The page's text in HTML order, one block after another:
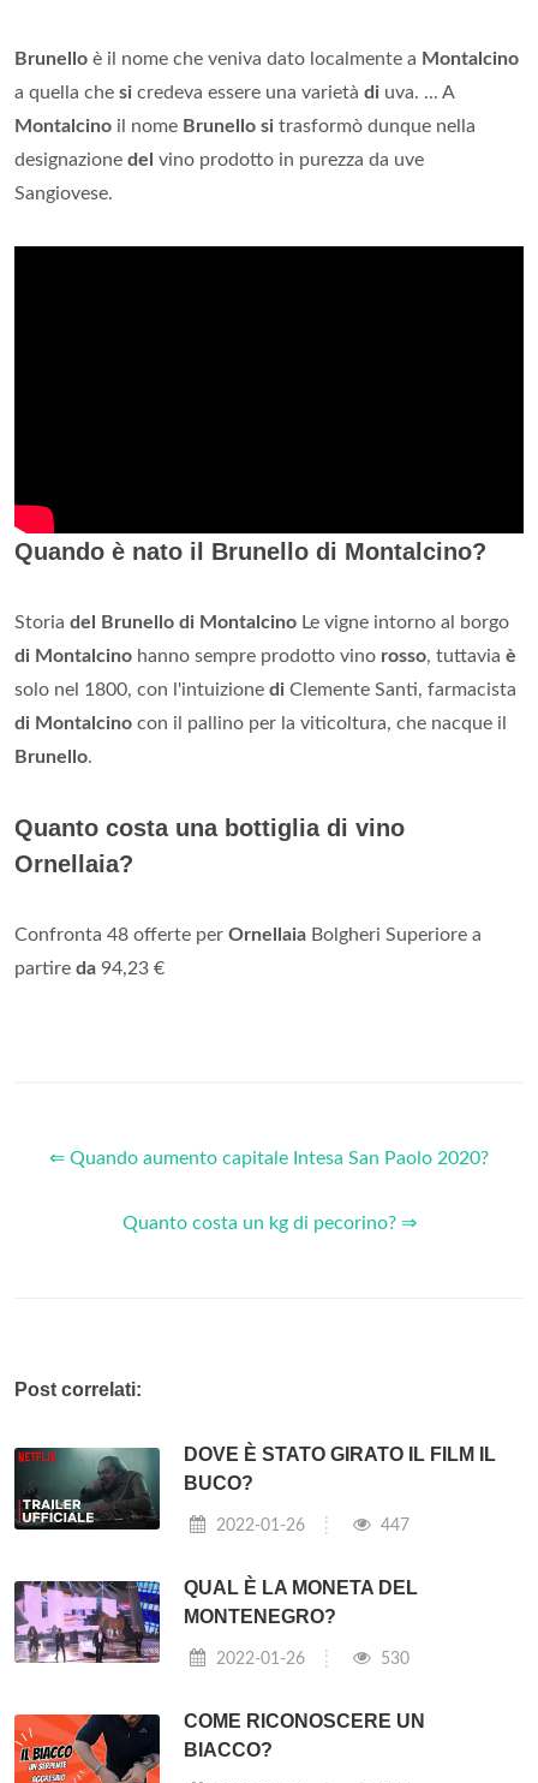
Brunello è il nome che veniva dato localmente a Montalcino
a quella che si credeva essere una varietà di uva. ... A
Montalcino il nome Brunello si trasformò dunque nella
designazione del vino prodotto in purezza da uve
Sangiovese.
Quando è nato il Brunello di Montalcino?
Storia del Brunello di Montalcino Le vigne intorno al borgo
di Montalcino hanno sempre prodotto vino rosso, tuttavia è
solo nel 1800, con l'intuizione di Clemente Santi, farmacista
di Montalcino con il pallino per la viticoltura, che nacque il
Brunello.
Quanto costa una bottiglia di vino
Ornellaia?
Confronta 48 offerte per Ornellaia Bolgheri Superiore a
partire da 94,23 €
⇐ Quando aumento capitale Intesa San Paolo 2020?
Quanto costa un kg di pecorino? ⇒
Post correlati:
DOVE È STATO GIRATO IL FILM IL
BUCO?
2022-01-26 447
QUAL È LA MONETA DEL
MONTENEGRO?
2022-01-26 530
COME RICONOSCERE UN
BIACCO?